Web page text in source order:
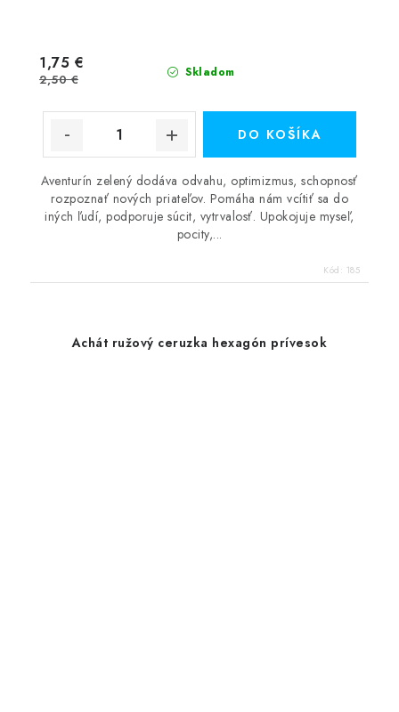
Skladom
1,75 €
2,50 €
DO KOŠÍKA
Aventurín zelený dodáva odvahu, optimizmus, schopnosť
rozpoznať nových priateľov. Pomáha nám vcítiť sa do
iných ľudí, podporuje súcit, vytrvalosť. Upokojuje myseľ,
pocity,...
Kód: 185
Achát ružový ceruzka hexagón prívesok